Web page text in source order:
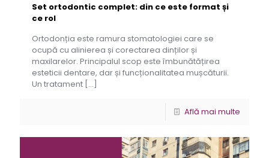
Set ortodontic complet: din ce este format și
ce rol
Ortodonția este ramura stomatologiei care se
ocupă cu alinierea și corectarea dinților și
maxilarelor. Principalul scop este îmbunătățirea
esteticii dentare, dar și funcționalitatea mușcăturii.
Un tratament […]
Află mai multe